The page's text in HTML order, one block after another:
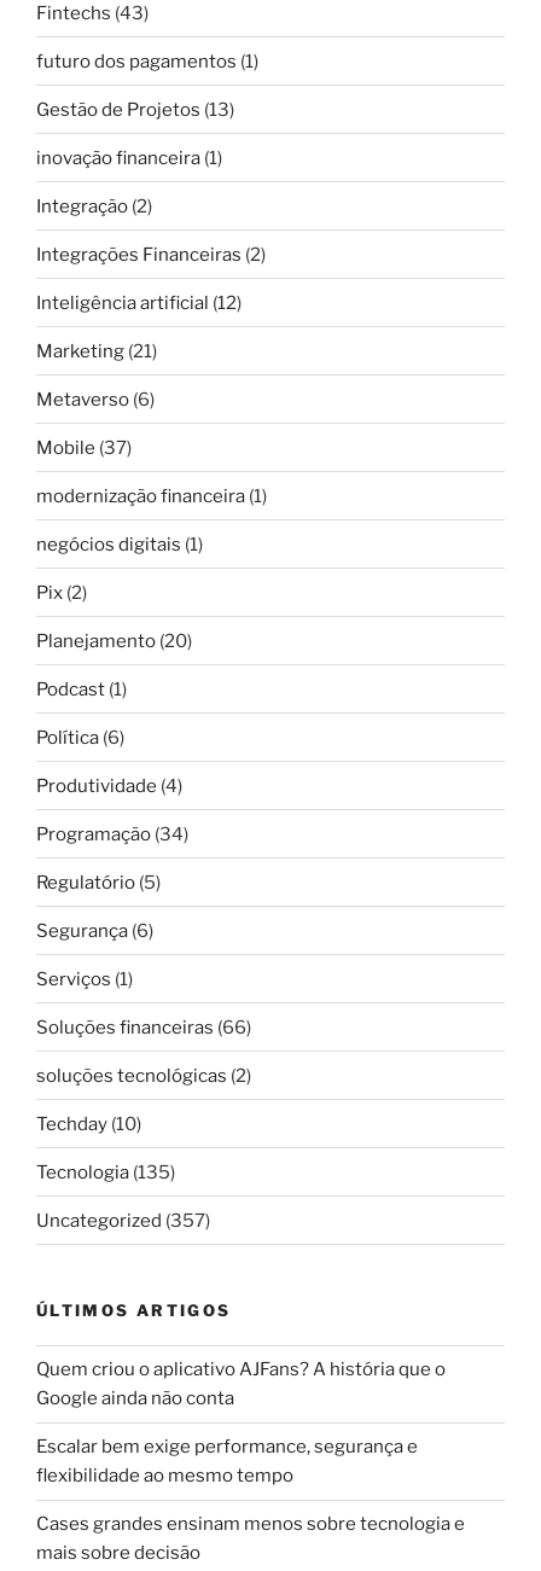
Fintechs (43)
futuro dos pagamentos (1)
Gestão de Projetos (13)
inovação financeira (1)
Integração (2)
Integrações Financeiras (2)
Inteligência artificial (12)
Marketing (21)
Metaverso (6)
Mobile (37)
modernização financeira (1)
negócios digitais (1)
Pix (2)
Planejamento (20)
Podcast (1)
Política (6)
Produtividade (4)
Programação (34)
Regulatório (5)
Segurança (6)
Serviços (1)
Soluções financeiras (66)
soluções tecnológicas (2)
Techday (10)
Tecnologia (135)
Uncategorized (357)
ÚLTIMOS ARTIGOS
Quem criou o aplicativo AJFans? A história que o
Google ainda não conta
Escalar bem exige performance, segurança e
flexibilidade ao mesmo tempo
Cases grandes ensinam menos sobre tecnologia e
mais sobre decisão